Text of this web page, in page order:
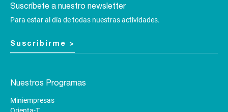
Suscríbete a nuestro newsletter
Para estar al día de todas nuestras actividades.
Suscribirme >
Nuestros Programas
Miniempresas